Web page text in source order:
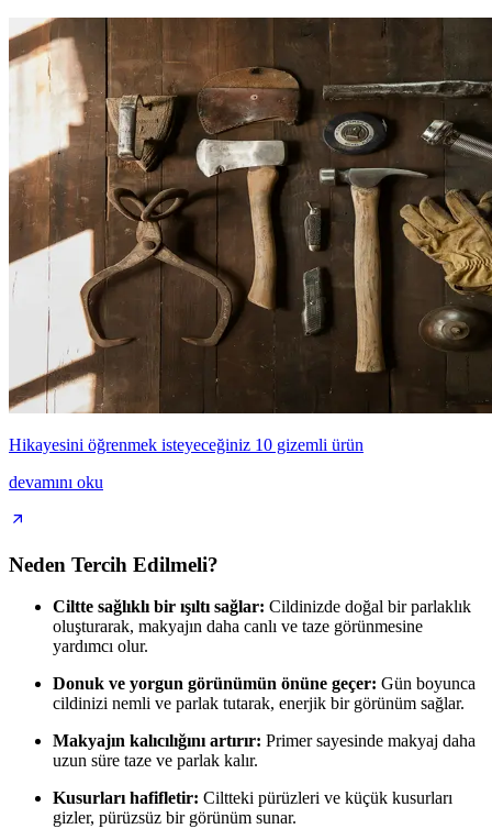
Hikayesini öğrenmek isteyeceğiniz 10 gizemli ürün
devamını oku
Neden Tercih Edilmeli?
Ciltte sağlıklı bir ışıltı sağlar: Cildinizde doğal bir parlaklık
oluşturarak, makyajın daha canlı ve taze görünmesine
yardımcı olur.
Donuk ve yorgun görünümün önüne geçer: Gün boyunca
cildinizi nemli ve parlak tutarak, enerjik bir görünüm sağlar.
Makyajın kalıcılığını artırır: Primer sayesinde makyaj daha
uzun süre taze ve parlak kalır.
Kusurları hafifletir: Ciltteki pürüzleri ve küçük kusurları
gizler, pürüzsüz bir görünüm sunar.